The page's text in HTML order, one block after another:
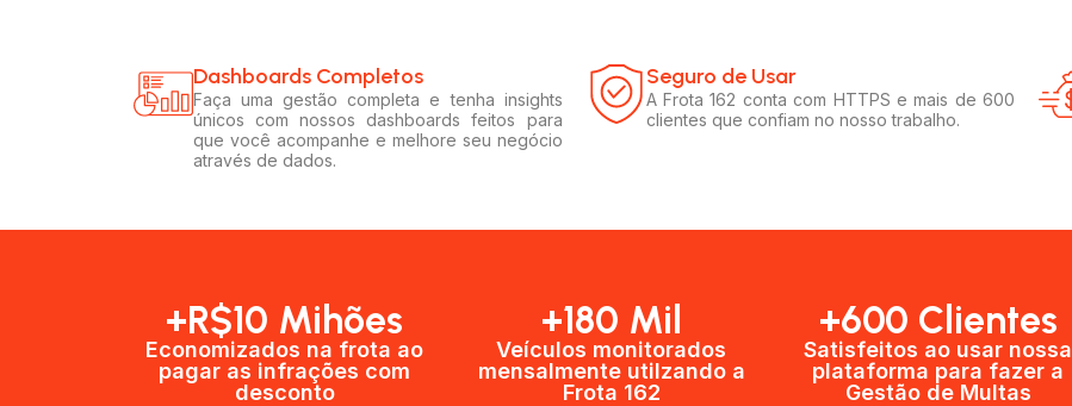
Dashboards Completos​​
Faça uma gestão completa e tenha insights
únicos com nossos dashboards feitos para
que você acompanhe e melhore seu negócio
através de dados.
Seguro de Usar​
A Frota 162 conta com HTTPS e mais de 600
clientes que confiam no nosso trabalho.
+R$10 Mihões
Economizados na frota ao
pagar as infrações com
desconto
+180 Mil
Veículos monitorados
mensalmente utilzando a
Frota 162
+600 Clientes​
Satisfeitos ao usar nossa
plataforma para fazer a
Gestão de Multas​